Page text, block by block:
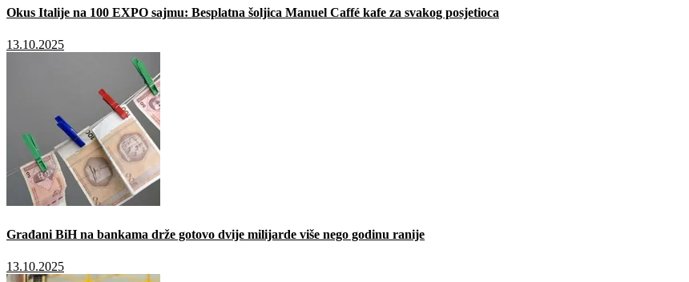
Okus Italije na 100 EXPO sajmu: Besplatna šoljica Manuel Caffé kafe za svakog posjetioca
13.10.2025
Građani BiH na bankama drže gotovo dvije milijarde više nego godinu ranije
13.10.2025